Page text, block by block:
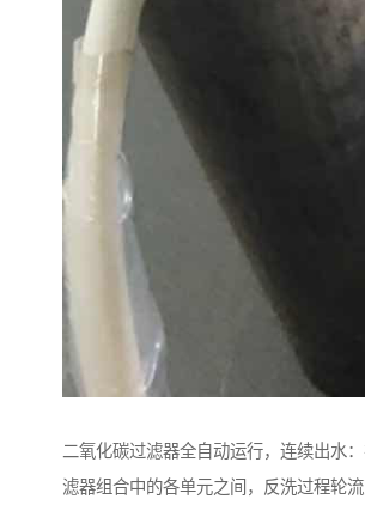
二氧化碳过滤器全自动运行，连续出水
滤器组合中的各单元之间，反洗过程轮